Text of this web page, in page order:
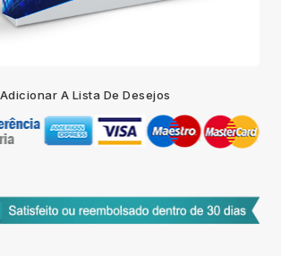
Adicionar A Lista De Desejos